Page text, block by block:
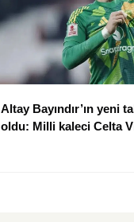
Altay Bayındır’ın yeni
oldu: Milli kaleci Celta